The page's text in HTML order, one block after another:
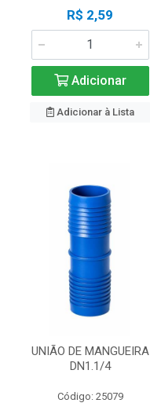
R$ 2,59
Adicionar
Adicionar à Lista
UNIÃO DE MANGUEIRA
DN1.1/4
Código: 25079